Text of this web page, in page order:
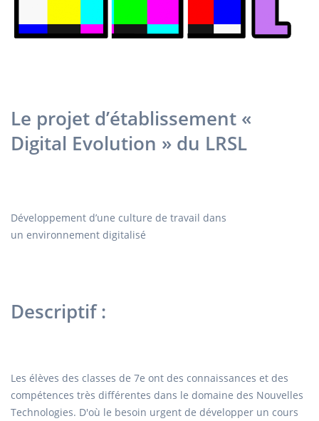
Le projet d’établissement «
Digital Evolution » du LRSL
Développement d’une culture de travail dans
un environnement digitalisé​
Descriptif :
Les élèves des classes de 7e ont des connaissances et des
compétences très différentes dans le domaine des Nouvelles
Technologies. D'où le besoin urgent de développer un cours